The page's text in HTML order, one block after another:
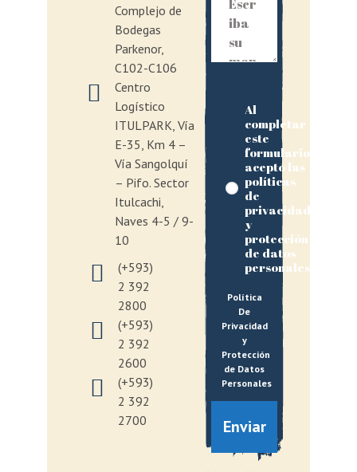
Complejo de
Bodegas
Parkenor,
C102-C106
Centro
Logístico
ITULPARK, Vía
E-35, Km 4 –
Vía Sangolquí
– Pifo. Sector
Itulcachi,
Naves 4-5 / 9-
10
(+593)
2 392
2800
(+593)
2 392
2600
(+593)
2 392
2700
Al
completar
este
formulario
acepto las
políticas
de
privacidad
y
protección
de datos
personales
Política
De
Privacidad
y
Protección
de Datos
Personales
Enviar